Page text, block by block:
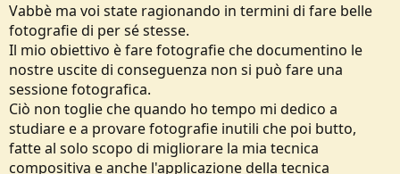
Vabbè ma voi state ragionando in termini di fare belle
fotografie di per sé stesse.
Il mio obiettivo è fare fotografie che documentino le
nostre uscite di conseguenza non si può fare una
sessione fotografica.
Ciò non toglie che quando ho tempo mi dedico a
studiare e a provare fotografie inutili che poi butto,
fatte al solo scopo di migliorare la mia tecnica
compositiva e anche l'applicazione della tecnica